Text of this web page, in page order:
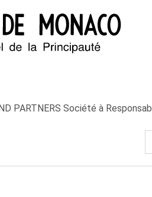
PARTNERS Société à